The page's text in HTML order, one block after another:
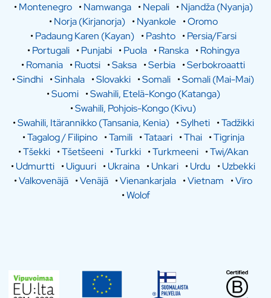
•Montenegro •Namwanga •Nepali •Njandža (Nyanja)
•Norja (Kirjanorja) •Nyankole •Oromo
•Padaung Karen (Kayan) •Pashto •Persia/Farsi
•Portugali •Punjabi •Puola •Ranska •Rohingya
•Romania •Ruotsi •Saksa •Serbia •Serbokroaatti
•Sindhi •Sinhala •Slovakki •Somali •Somali (Mai-Mai)
•Suomi •Swahili, Etelä-Kongo (Katanga)
•Swahili, Pohjois-Kongo (Kivu)
•Swahili, Itärannikko (Tansania, Kenia) •Sylheti •Tadžikki
•Tagalog / Filipino •Tamili •Tataari •Thai •Tigrinja
•Tšekki •Tšetšeeni •Turkki •Turkmeeni •Twi/Akan
•Udmurtti •Uiguuri •Ukraina •Unkari •Urdu •Uzbekki
•Valkovenäjä •Venäjä •Vienankarjala •Vietnam •Viro
•Wolof